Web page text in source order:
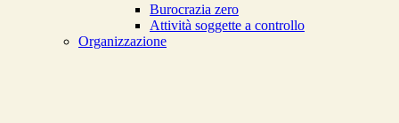
Burocrazia zero
Attività soggette a controllo
Organizzazione